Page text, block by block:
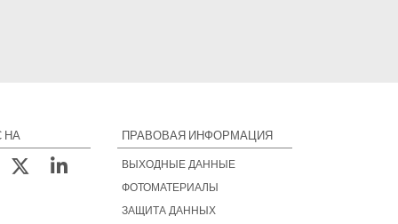
НА ПРАВОВАЯ ИНФОРМАЦИЯ
ВЫХОДНЫЕ ДАННЫЕ
ФОТОМАТЕРИАЛЫ
ЗАЩИТА ДАННЫХ